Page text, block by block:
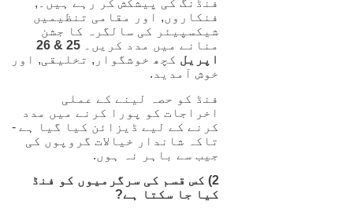
فنڈنگ ​​کی پیشکش کر رہے ہیں۔,
فنکاروں, اور مقامی تنظیمیں
شیکسپیئر کی سالگرہ کا جشن
منانے میں مدد کریں۔
25 & 26
اپریل کچھ خوشگوار, تخلیقی, اور
خوش آمدید.
فنڈ کو حصہ لینے کے عملی
اخراجات کو پورا کرنے میں مدد
کرنے کے لیے ڈیزائن کیا گیا ہے -
تاکہ شاندار خیالات گروپوں کی
جیب سے باہر نہ ہوں.
2) کس قسم کی سرگرمیوں کو فنڈ
کیا جا سکتا ہے?